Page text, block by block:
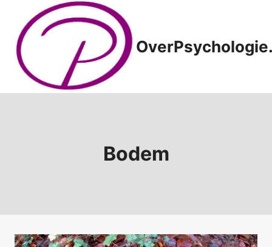
Doorgaan
inhoud
Bodem